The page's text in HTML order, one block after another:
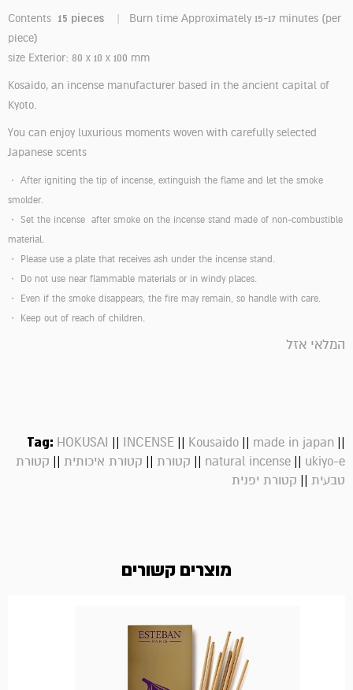
Contents 15 pieces
| Burn time Approximately 15-17 minutes (per
piece)
size Exterior: 80 x 10 x 100 mm
Kosaido, an incense manufacturer based in the ancient capital of
Kyoto.
You can enjoy luxurious moments woven with carefully selected
Japanese scents
・ After igniting the tip of incense, extinguish the flame and let the smoke
smolder.
・ Set the incense after smoke on the incense stand made of non-combustible
material.
・ Please use a plate that receives ash under the incense stand.
・ Do not use near flammable materials or in windy places.
・ Even if the smoke disappears, the fire may remain, so handle with care.
・ Keep out of reach of children.
המלאי אזל
Tag: HOKUSAI || INCENSE || Kousaido || made in japan ||
natural incense || ukiyo-e
|| קטורת || קטורת איכותית || קטורת
טבעית || קטורת יפנית
מוצרים קשורים